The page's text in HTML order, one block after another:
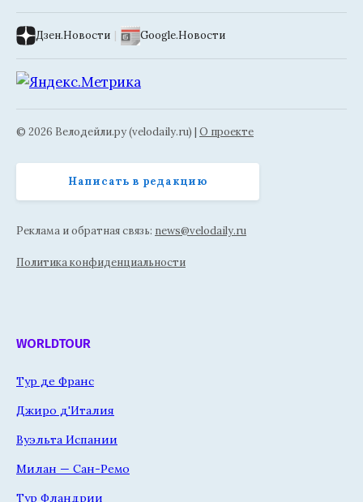
Дзен.Новости | Google.Новости
© 2026 Велодейли.ру (velodaily.ru) | О проекте
Написать в редакцию
Реклама и обратная связь: news@velodaily.ru
Политика конфиденциальности
WORLDTOUR
Тур де Франс
Джиро д'Италия
Вуэльта Испании
Милан — Сан-Ремо
Тур Фландрии